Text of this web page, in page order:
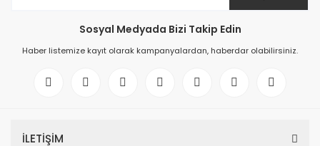
Sosyal Medyada Bizi Takip Edin
Haber listemize kayıt olarak kampanyalardan, haberdar olabilirsiniz.
İLETİŞİM